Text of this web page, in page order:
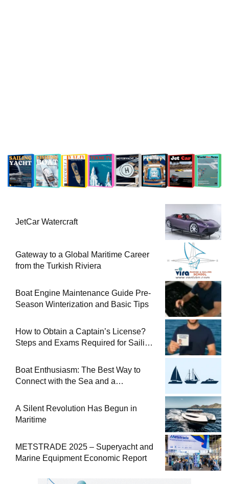
JetCar Watercraft
Gateway to a Global Maritime Career
from the Turkish Riviera
Boat Engine Maintenance Guide Pre-
Season Winterization and Basic Tips
How to Obtain a Captain’s License?
Steps and Exams Required for Sailing
Boat Enthusiasm: The Best Way to
Connect with the Sea and a
A Silent Revolution Has Begun in
Maritime
METSTRADE 2025 – Superyacht and
Marine Equipment Economic Report